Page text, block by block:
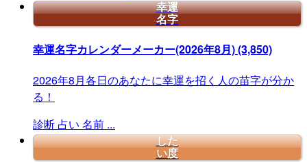
幸運
名字
幸運名字カレンダーメーカー(2026年8月)(3,850)
2026年8月各日のあなたに幸運を招く人の苗字が分か
る！
診断 占い 名前 ...
した
い度